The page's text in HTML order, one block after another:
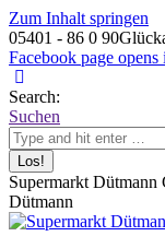
Zum Inhalt springen
05401 - 86 0 90
Facebook page
Search:
Suchen
Supermarkt Dütmann
Dütmann